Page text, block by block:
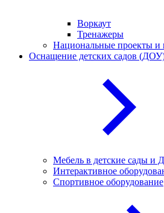
Воркаут
Тренажеры
Национальные проекты и
Оснащение детских садов
Мебель в детские сады и
Интерактивное
Спортивное оборудование